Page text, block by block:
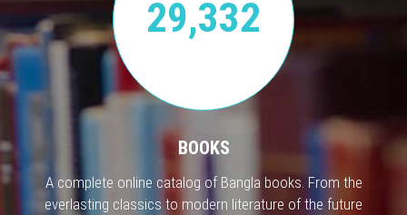
29,332
BOOKS
A complete online catalog of Bangla books. From the
everlasting classics to modern literature of the future